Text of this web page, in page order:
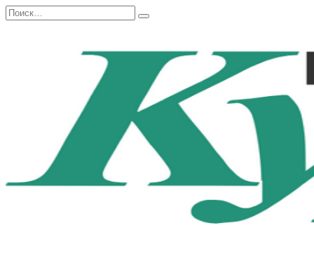
Перейти
к
Search
for: